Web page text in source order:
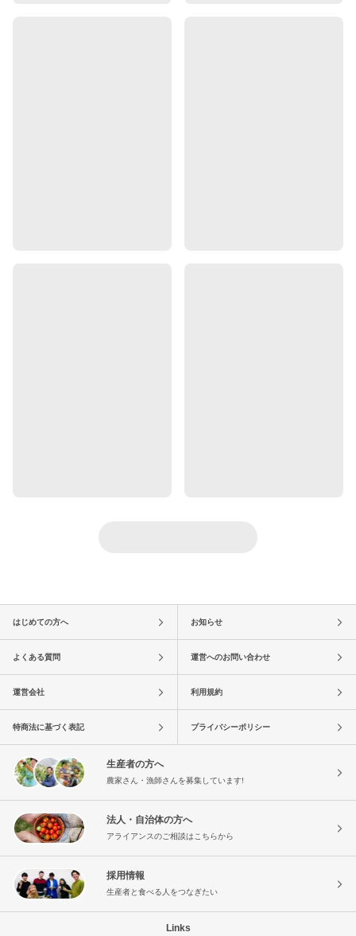
はじめての方へ お知らせ
よくある質問 運営へのお問い合わせ
運営会社 利用規約
特商法に基づく表記 プライバシーポリシー
生産者の方へ
農家さん・漁師さんを募集しています!
法人・自治体の方へ
アライアンスのご相談はこちらから
採用情報
生産者と食べる人をつなぎたい
Links